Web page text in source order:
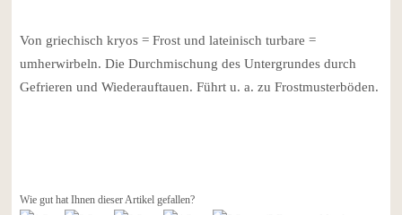
Von griechisch kryos = Frost und lateinisch turbare =
umherwirbeln. Die Durchmischung des Untergrundes durch
Gefrieren und Wiederauftauen. Führt u. a. zu Frostmusterböden.
Wie gut hat Ihnen dieser Artikel gefallen?